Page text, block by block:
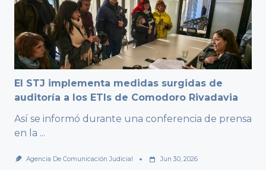
El STJ implementa medidas surgidas de
auditoría a los ETIs de Comodoro Rivadavia
Así se informó durante una conferencia de prensa
en la ...
Agencia De Comunicación Judicial Jun 30, 2026